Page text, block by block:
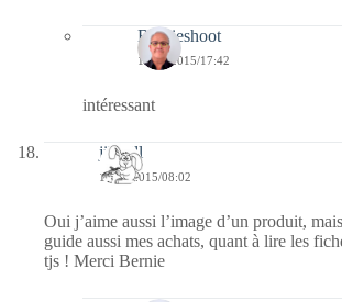
Bernieshoot
11/06/2015/17:42
intéressant
jill bill
11/06/2015/08:02
Oui j’aime aussi l’image d’un produit,
guide aussi mes achats, quant à lire les
tjs ! Merci Bernie